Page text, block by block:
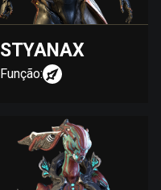
STYANAX
Função: